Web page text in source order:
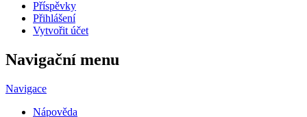
Příspěvky
Přihlášení
Vytvořit účet
Navigační menu
Navigace
Nápověda